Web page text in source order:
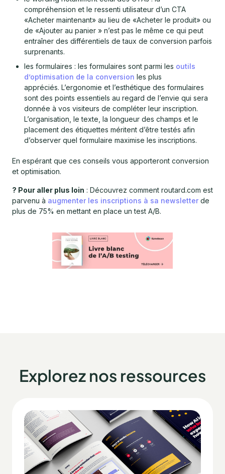
compréhension et le ressenti utilisateur d’un CTA
«Acheter maintenant» au lieu de «Acheter le produit» ou
de «Ajouter au panier » n’est pas le même ce qui peut
entraîner des différentiels de taux de conversion parfois
surprenants.
les formulaires : les formulaires sont parmi les outils
d’optimisation de la conversion les plus
appréciés. L’ergonomie et l’esthétique des formulaires
sont des points essentiels au regard de l’envie qui sera
donnée à vos visiteurs de compléter leur inscription.
L’organisation, le texte, la longueur des champs et le
placement des étiquettes méritent d’être testés afin
d’observer quel formulaire maximise les inscriptions.
En espérant que ces conseils vous apporteront conversion
et optimisation.
? Pour aller plus loin : Découvrez comment routard.com est
parvenu à augmenter les inscriptions à sa newsletter de
plus de 75% en mettant en place un test A/B.
Explorez nos ressources